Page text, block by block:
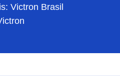
Victron Brasil